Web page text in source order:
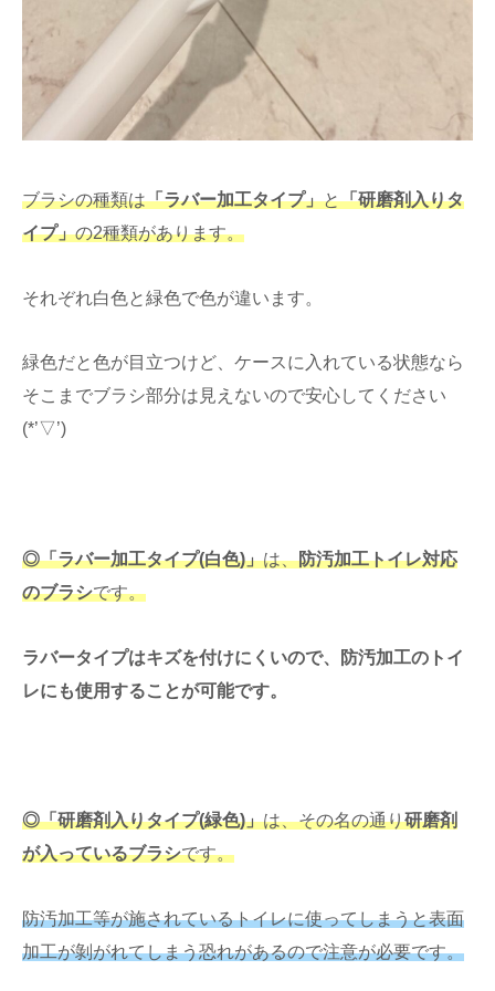
ブラシの種類は「ラバー加工タイプ」と「研磨剤入りタ
イプ」の2種類があります。
それぞれ白色と緑色で色が違います。
緑色だと色が目立つけど、ケースに入れている状態なら
そこまでブラシ部分は見えないので安心してください
(*’▽’)
◎「ラバー加工タイプ(白色)」は、防汚加工トイレ対応
のブラシです。
ラバータイプはキズを付けにくいので、防汚加工のトイ
レにも使用することが可能です。
◎「研磨剤入りタイプ(緑色)」は、その名の通り研磨剤
が入っているブラシです。
防汚加工等が施されているトイレに使ってしまうと表面
加工が剝がれてしまう恐れがあるので注意が必要です。